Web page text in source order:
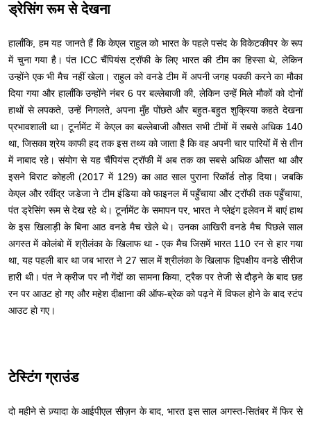
ड्रेसिंग रूम से देखना
हालाँकि, हम यह जानते हैं कि केएल राहुल को भारत के पहले पसंद के विकेटकीपर के रूप
में चुना गया है। पंत ICC चैंपियंस ट्रॉफी के लिए भारत की टीम का हिस्सा थे, लेकिन
उन्होंने एक भी मैच नहीं खेला। राहुल को वनडे टीम में अपनी जगह पक्की करने का मौका
दिया गया और हालाँकि उन्होंने नंबर 6 पर बल्लेबाजी की, लेकिन उन्हें मिले मौकों को दोनों
हाथों से लपकते, उन्हें निगलते, अपना मुँह पोंछते और बहुत-बहुत शुक्रिया कहते देखना
प्रभावशाली था। टूर्नामेंट में केएल का बल्लेबाजी औसत सभी टीमों में सबसे अधिक 140
था, जिसका श्रेय काफी हद तक इस तथ्य को जाता है कि वह अपनी चार पारियों में से तीन
में नाबाद रहे। संयोग से यह चैंपियंस ट्रॉफी में अब तक का सबसे अधिक औसत था और
इसने विराट कोहली (2017 में 129) का आठ साल पुराना रिकॉर्ड तोड़ दिया। जबकि
केएल और रवींद्र जडेजा ने टीम इंडिया को फाइनल में पहुँचाया और ट्रॉफी तक पहुँचाया,
पंत ड्रेसिंग रूम से देख रहे थे। टूर्नामेंट के समापन पर, भारत ने प्लेइंग इलेवन में बाएं हाथ
के इस खिलाड़ी के बिना आठ वनडे मैच खेले थे। उनका आखिरी वनडे मैच पिछले साल
अगस्त में कोलंबो में श्रीलंका के खिलाफ था - एक मैच जिसमें भारत 110 रन से हार गया
था, यह पहली बार था जब भारत ने 27 साल में श्रीलंका के खिलाफ द्विपक्षीय वनडे सीरीज
हारी थी। पंत ने क्रीज पर नौ गेंदों का सामना किया, ट्रैक पर तेजी से दौड़ने के बाद छह
रन पर आउट हो गए और महेश दीक्षाना की ऑफ-ब्रेक को पढ़ने में विफल होने के बाद स्टंप
आउट हो गए।
टेस्टिंग ग्राउंड
दो महीने से ज़्यादा के आईपीएल सीज़न के बाद, भारत इस साल अगस्त-सितंबर में फिर से